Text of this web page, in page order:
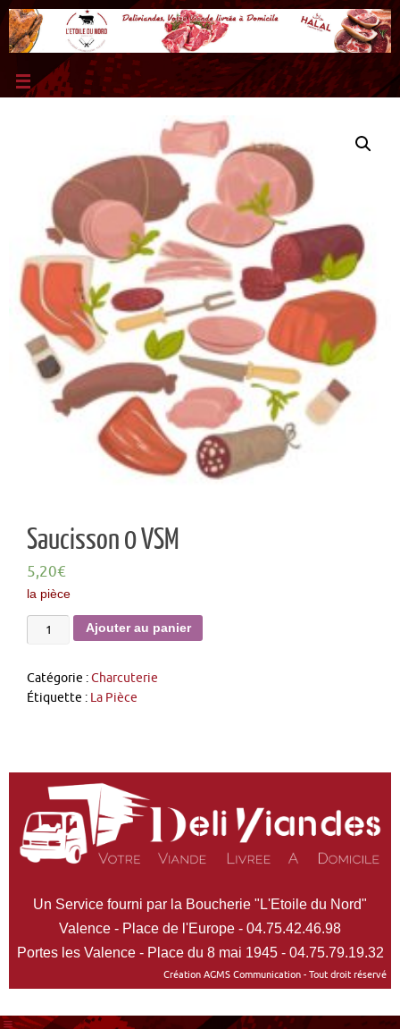
Saucisson 0 VSM
5,20€
la pièce
Ajouter au panier
Catégorie :Charcuterie
Étiquette : La Pièce
Un Service fourni par la Boucherie "L'Etoile du Nord"
Valence - Place de l'Europe - 04.75.42.46.98
Portes les Valence - Place du 8 mai 1945 - 04.75.79.19.32
Création AGMS Communication - Tout droit réservé